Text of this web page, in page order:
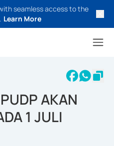
seamless access to the
Learn More
AKAN
1 JULI